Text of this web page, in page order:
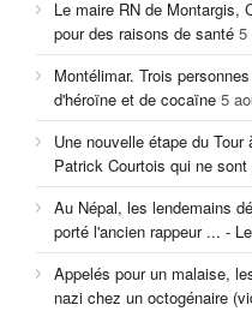
Le maire RN de Montargis,
pour des raisons de santé 5
Montélimar. Trois
d'héroïne et de cocaïne 5
Une nouvelle étape du
Patrick Courtois qui ne
Au Népal, les lendemains
porté l'ancien rappeur ... -
Appelés pour un malaise,
nazi chez un octogénaire